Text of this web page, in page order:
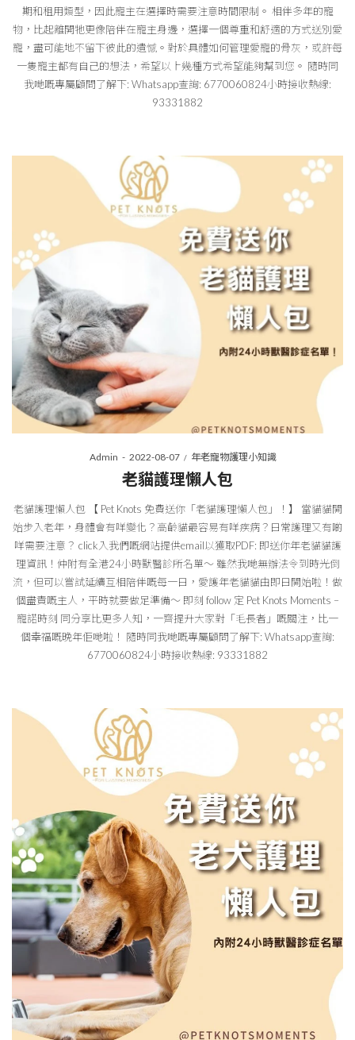
期和租用類型，因此寵主在選擇時需要注意時間限制。 相伴多年的寵
物，比起離開牠更像陪伴在寵主身邊，選擇一個尊重和舒適的方式送別愛
寵，盡可能地不留下彼此的遺憾。對於具體如何管理愛寵的骨灰，或許每
一隻寵主都有自己的想法，希望以上幾種方式希望能夠幫到您。 隨時同
我哋嘅專屬顧問了解下: Whatsapp查詢: 6770060824小時接收熱線:
93331882
ByAdmin
Posted
on
2022-08-07
Posted
in
年老寵物護理小知識
老貓護理懶人包
老貓護理懶人包 【 Pet Knots 免費送你「老貓護理懶人包」！】 當貓貓開
始步入老年，身體會有咩變化？高齡貓最容易有咩疾病？日常護理又有啲
咩需要注意？ click入我們嘅網站提供email以獲取PDF: 即送你年老貓貓護
理資訊！仲附有全港24小時獸醫診所名單～ 雖然我哋無辦法令到時光倒
流，但可以嘗試延續互相陪伴嘅每一日，愛護年老貓貓由即日開始啦！做
個盡責嘅主人，平時就要做足準備～ 即刻 follow 定 Pet Knots Moments –
寵諾時刻 同分享比更多人知，一齊提升大家對「毛長者」嘅關注，比一
個幸福嘅晚年佢哋啦！ 隨時同我哋嘅專屬顧問了解下: Whatsapp查詢:
6770060824小時接收熱線: 93331882